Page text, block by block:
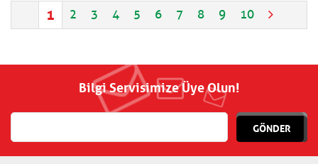
1 2 3 4 5 6 7 8 9 10
Bilgi Servisimize Üye Olun!
GÖNDER